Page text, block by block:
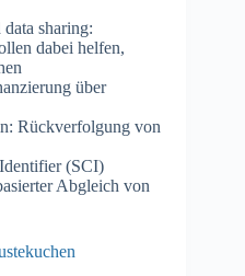
sharing:
dabei helfen,
über
Rückverfolgung von
(SCI)
Abgleich von